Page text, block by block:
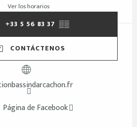
Ver los horarios
+33 5 56 83 37 ▒▒
CONTÁCTENOS
Página de Facebook